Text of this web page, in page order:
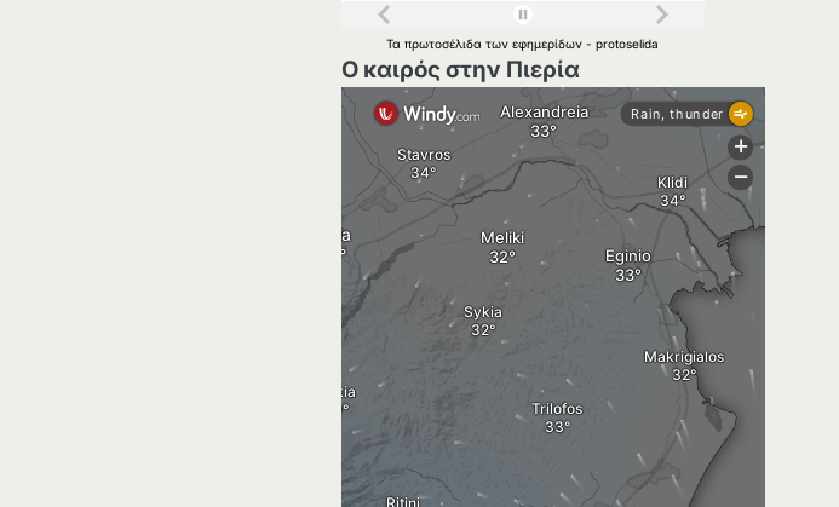
Ταπρωτοσέλιδατωνεφημερίδων-protoselida
Ο καιρός στην Πιερία